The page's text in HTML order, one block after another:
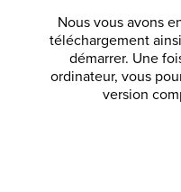
Nous vous avons
téléchargement
démarrer. Une
ordinateur, vous
version